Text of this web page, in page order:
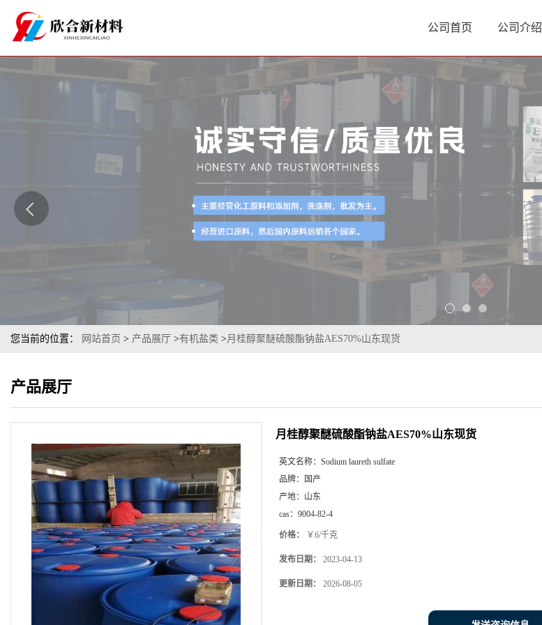
公司首页 公司介绍
您当前的位置： 网站首页 > 产品展厅 >有机盐类 >月桂醇聚醚硫酸酯钠盐AES70%山东现货
产品展厅
月桂醇聚醚硫酸酯钠盐AES70%山东现货
英文名称： Sodium laureth sulfate
品牌：
国产
产地： 山东
cas： 9004-82-4
价格： ￥6/千克
发布日期： 2023-04-13
更新日期： 2026-08-05